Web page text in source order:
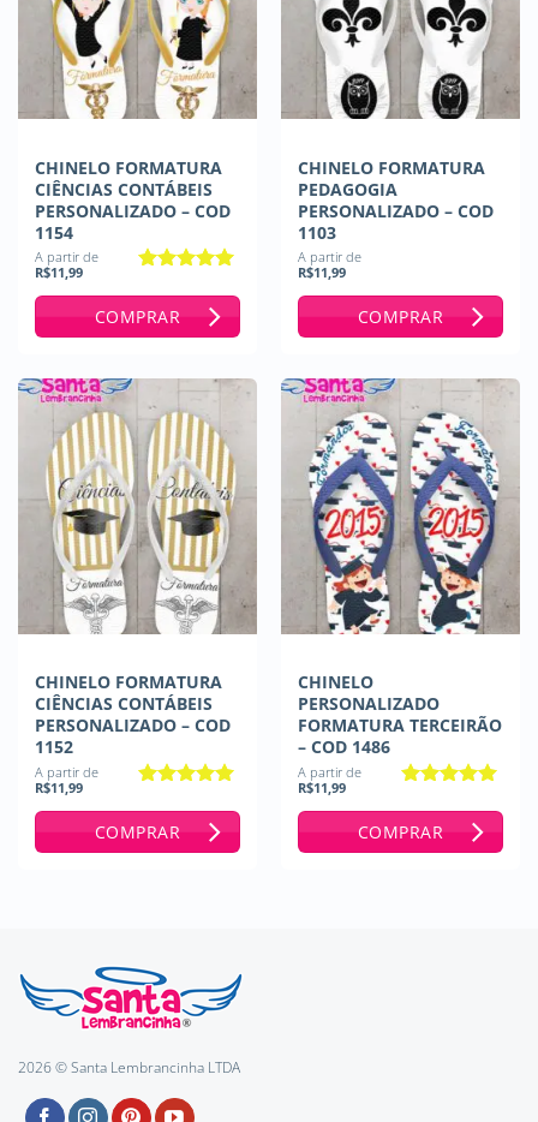
CHINELO FORMATURA
CIÊNCIAS CONTÁBEIS
PERSONALIZADO – COD
1154
A partir de
R$11,99
COMPRAR
CHINELO FORMATURA
PEDAGOGIA
PERSONALIZADO – COD
1103
A partir de
R$11,99
COMPRAR
CHINELO FORMATURA
CIÊNCIAS CONTÁBEIS
PERSONALIZADO – COD
1152
A partir de
R$11,99
COMPRAR
CHINELO
PERSONALIZADO
FORMATURA TERCEIRÃO
– COD 1486
A partir de
R$11,99
COMPRAR
2026 © Santa Lembrancinha LTDA